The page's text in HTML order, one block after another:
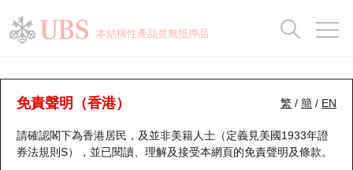
本結構性產品並無抵押品
繁 / 簡 / EN
免責聲明（香港）
請確認閣下為香港居民，及並非美籍人士（定義見美國1933年證
券法規則S），並已閱讀、理解及接受本網頁的免責聲明及條款。
認股證分析儀
表現 街貨統計 比較
瑞銀認股證一覽
新發行瑞銀認股證
街貨統計
比較
牛熊全景快搜
牛熊證搜尋
街貨統計
比較
十大升幅/跌幅
十大認股證成交分佈
正股分析儀
二十大活躍股份
持股比重
顯示所有持股比重
每月輪證大市專題
輪證專欄